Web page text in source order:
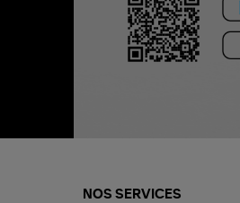
NOS SERVICES